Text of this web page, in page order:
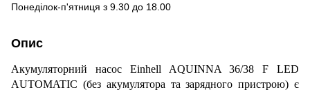
Понеділок-п'ятниця з 9.30 до 18.00
Опис
Акумуляторний насос Einhell AQUINNA 36/38 F LED
AUTOMATIC (без акумулятора та зарядного пристрою) є